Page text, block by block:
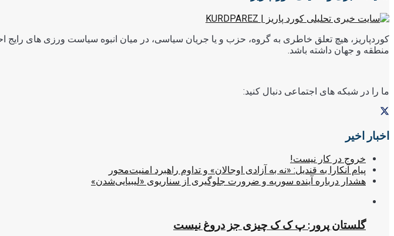
کوردپاریز، هیچ تعلق خاطری به گروه، حزب و یا جریان سیاسی، در میان انبوه سیاست ورزی های رایج
منطقه و جهان داشته باشد.
ما را در شبکه های اجتماعی دنبال کنید:
اخبار اخیر
خروج در کار نیست!
پیام آنکارا به قندیل: «نه به آزادی اوجالان» و تداوم راهبرد امنیت‌محور
هشدار درباره آینده سوریه و ضرورت جلوگیری از سناریوی «لیبیایی‌شدن»
گلستان پرور: پ ک ک چیزی جز دروغ نیست